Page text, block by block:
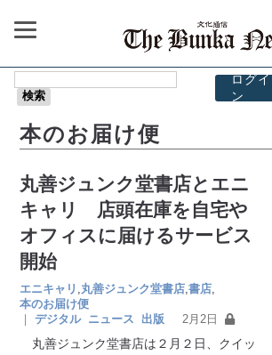
ログイ
ン
本のお届け便
丸善ジュンク堂書店とエニ
キャリ 店頭在庫を自宅や
オフィスに届けるサービス
開始
エニキャリ 丸善ジュンク堂書店 ,書店
本のお届け便
｜
デジタル ニュース 出版 2月2日
丸善ジュンク堂書店は２月２日、クイッ